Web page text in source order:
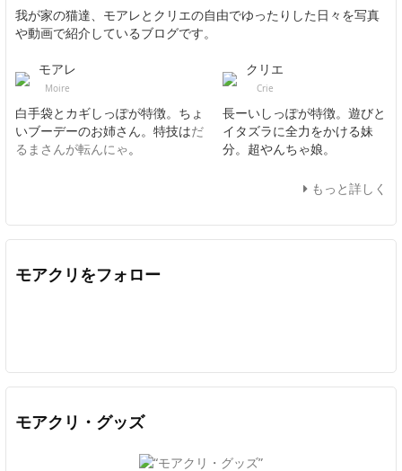
我が家の猫達、モアレとクリエの自由でゆったりした日々を写真
や動画で紹介しているブログです。
モアレ
Moire
白手袋とカギしっぽが特徴。ちょ
いブーデーのお姉さん。特技はだ
るまさんが転んにゃ。
クリエ
Crie
長ーいしっぽが特徴。遊びと
イタズラに全力をかける妹
分。超やんちゃ娘。
もっと詳しく
モアクリをフォロー
モアクリ・グッズ